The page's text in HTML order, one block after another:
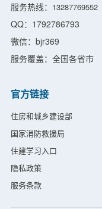
服务热线： 13287769552
QQ：1792786793
微信：bjr369
服务覆盖：全国各省市
官方链接
住房和城乡建设部
国家消防救援局
住建学习入口
隐私政策
服务条款